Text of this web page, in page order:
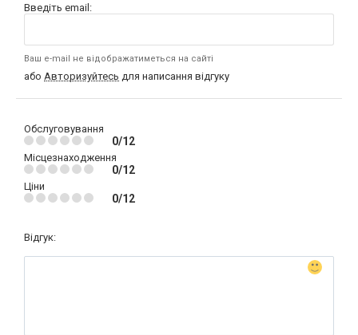
Введіть email:
Ваш e-mail не відображатиметься на сайті
або Авторизуйтесь для написання відгуку
Обслуговування
0/12
Місцезнаходження
0/12
Ціни
0/12
Відгук: